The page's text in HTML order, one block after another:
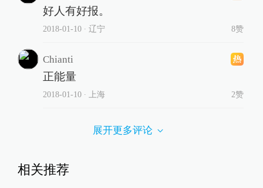
好人有好报。
2018-01-10∙ 辽宁 8赞
Chianti
正能量
2018-01-10∙ 上海 2赞
展开更多评论
相关推荐